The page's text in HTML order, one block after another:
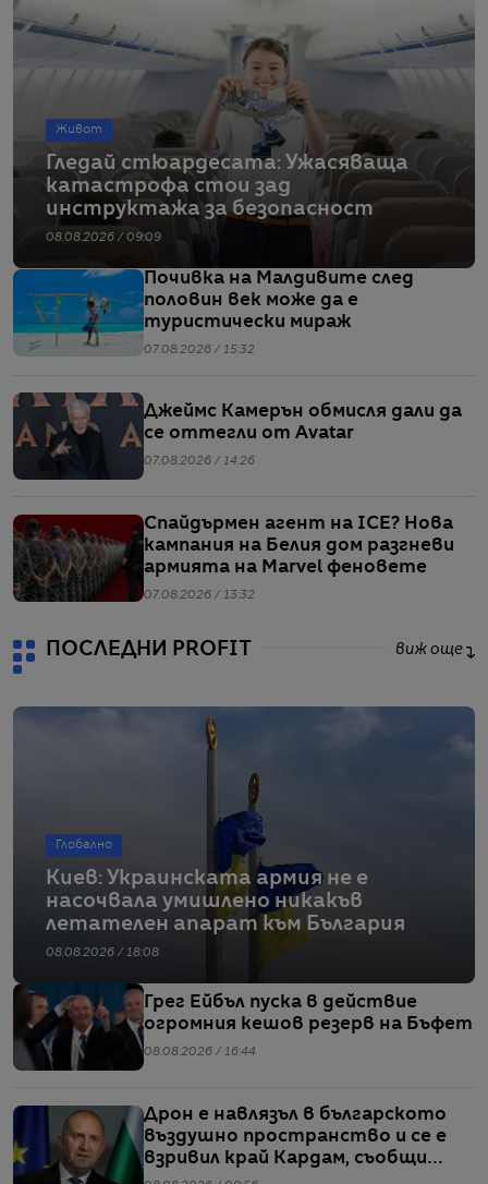
Живот
Гледай стюардесата: Ужасяваща
катастрофа стои зад
инструктажа за безопасност
08.08.2026 / 09:09
Почивка на Малдивите след
половин век може да е
туристически мираж
07.08.2026 / 15:32
Джеймс Камерън обмисля дали да
се оттегли от Avatar
07.08.2026 / 14:26
Спайдърмен агент на ICE? Нова
кампания на Белия дом разгневи
армията на Marvel феновете
07.08.2026 / 13:32
ПОСЛЕДНИ PROFIT виж още
Глобално
Киев: Украинската армия не е
насочвала умишлено никакъв
летателен апарат към България
08.08.2026 / 18:08
Грег Ейбъл пуска в действие
огромния кешов резерв на Бъфет
08.08.2026 / 16:44
Дрон е навлязъл в българското
въздушно пространство и се е
взривил край Кардам, съобщи
Радев